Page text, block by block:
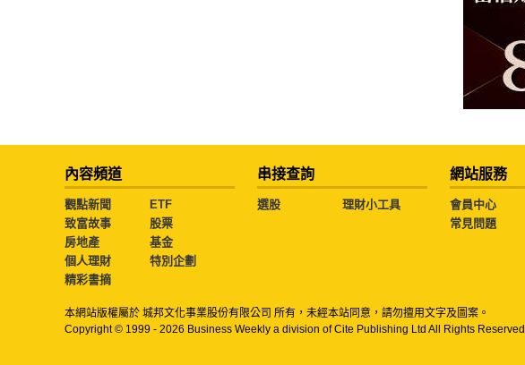
內容頻道
觀點新聞
ETF
致富故事
股票
房地產
基金
個人理財
特別企劃
精彩書摘
串接查詢
選股 理財小工具
網站服務
會員中心
常見問題
本網站版權屬於 城邦文化事業股份有限公司 所有，未經本站同意，請勿擅用文字及圖案。
Copyright © 1999 - 2026 Business Weekly a division of Cite Publishing Ltd All Rights Reserved.